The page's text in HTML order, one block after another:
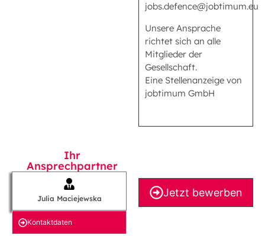
jobs.defence@jobtimum.eu
Unsere Ansprache
richtet sich an alle
Mitglieder der
Gesellschaft.
Eine Stellenanzeige von
jobtimum GmbH
Ihr
Ansprechpartner
Julia Maciejewska
Kontakt­daten
Jetzt bewerben